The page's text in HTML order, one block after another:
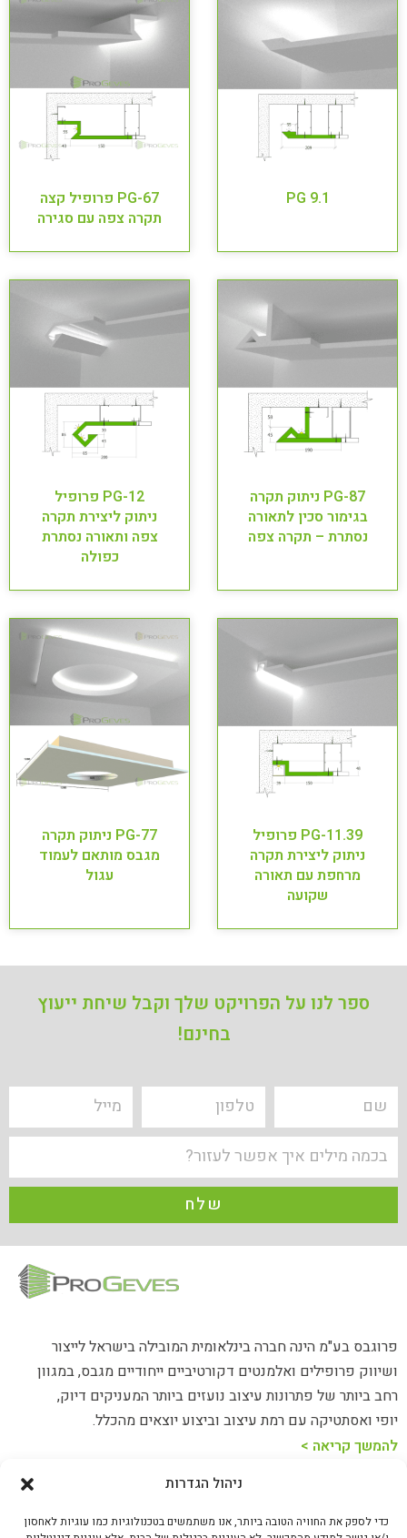
ניהול הגדרות
כדי לספק את החוויה הטובה ביותר, אנו משתמשים בטכנולוגיות כמו עוגיות לאחסון
PG 9.1
PG-67 פרופיל קצה
תקרה צפה עם סגירה
PG-87 ניתוק תקרה
בגימור סכין לתאורה
נסתרת – תקרה צפה
PG-12 פרופיל
ניתוק ליצירת תקרה
צפה ותאורה נסתרת
כפולה
PG-11.39 פרופיל
ניתוק ליצירת תקרה
מרחפת עם תאורה
שקועה
PG-77 ניתוק תקרה
מגבס מותאם לעמוד
עגול
ספר לנו על הפרויקט שלך וקבל שיחת ייעוץ
בחינם!
שלח
פרוגבס בע"מ הינה חברה בינלאומית המובילה בישראל לייצור
ושיווק פרופילים ואלמנטים דקורטיביים ייחודיים מגבס, במגוון
רחב ביותר של פתרונות עיצוב נועזים ביותר המעניקים דיוק,
יופי ואסתטיקה עם רמת עיצוב וביצוע יוצאים מהכלל.
להמשך קריאה >